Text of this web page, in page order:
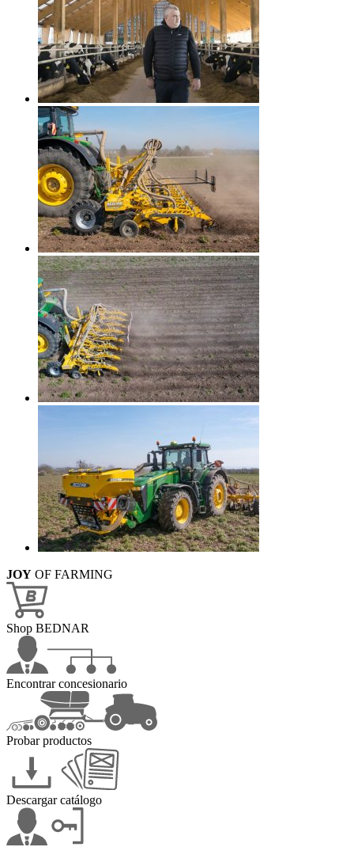
JOY OF FARMING
Shop BEDNAR
Encontrar concesionario
Probar productos
Descargar catálogo